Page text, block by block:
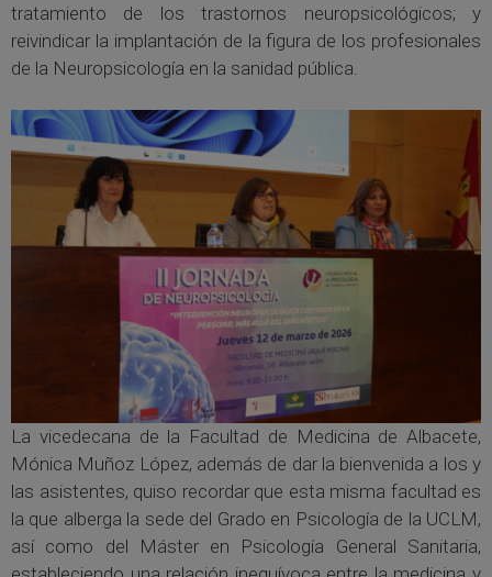
tratamiento de los trastornos neuropsicológicos; y
reivindicar la implantación de la figura de los profesionales
de la Neuropsicología en la sanidad pública.
La vicedecana de la Facultad de Medicina de Albacete,
Mónica Muñoz López, además de dar la bienvenida a los y
las asistentes, quiso recordar que esta misma facultad es
la que alberga la sede del Grado en Psicología de la UCLM,
así como del Máster en Psicología General Sanitaria,